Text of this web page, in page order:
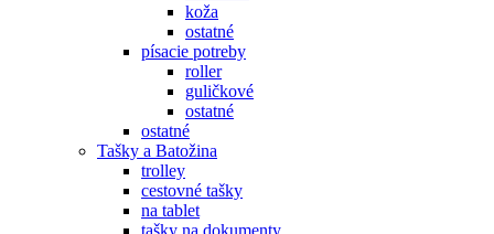
koža
ostatné
písacie potreby
roller
guličkové
ostatné
ostatné
Tašky a Batožina
trolley
cestovné tašky
na tablet
tašky na dokumenty